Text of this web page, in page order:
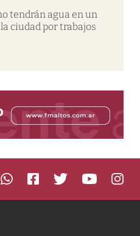
tendrán agua en un
ciudad por trabajos